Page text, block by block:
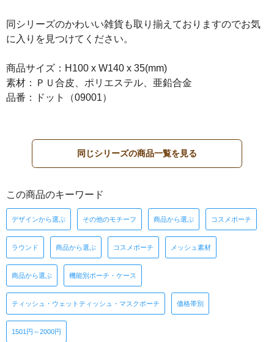
同シリーズのかわいい雑貨も取り揃えておりますのでお気
に入りを見つけてください。
商品サイズ：H100 x W140 x 35(mm)
素材：ＰＵ合皮、ポリエステル、亜鉛合金
品番：ドット（09001）
同じシリーズの商品一覧を見る
この商品のキーワード
デザインから選ぶ その他のモチーフ 商品から選ぶ コスメポーチ
ラウンド 商品から選ぶ コスメポーチ メッシュ素材
商品から選ぶ 機能別ポーチ・ケース
ティッシュ・ウェットティッシュ・マスクポーチ 価格帯別
1501円～2000円